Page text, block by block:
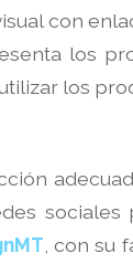
con
los
los
sociales
, con su